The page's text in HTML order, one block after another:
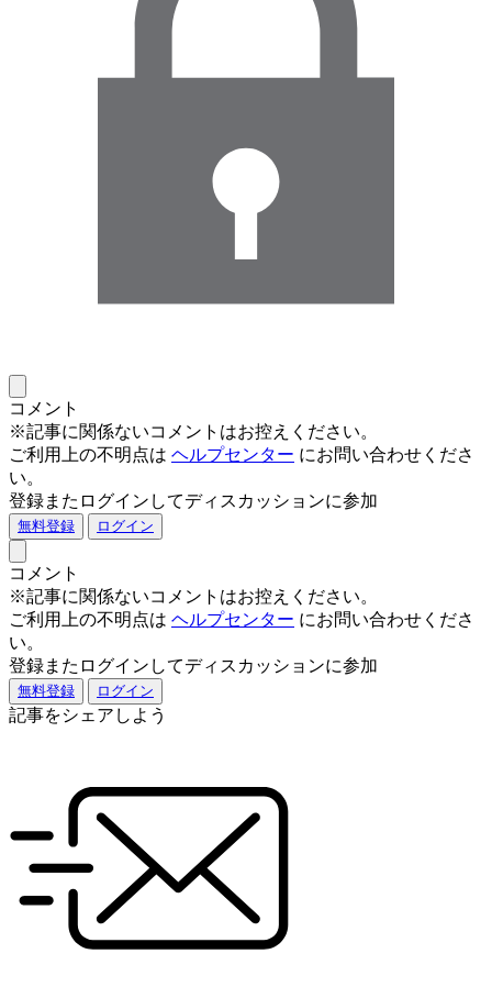
コメント
※記事に関係ないコメントはお控えください。
ご利用上の不明点は ヘルプセンター にお問い合わせくださ
い。
登録またログインしてディスカッションに参加
無料登録 ログイン
コメント
※記事に関係ないコメントはお控えください。
ご利用上の不明点は ヘルプセンター にお問い合わせくださ
い。
登録またログインしてディスカッションに参加
無料登録 ログイン
記事をシェアしよう